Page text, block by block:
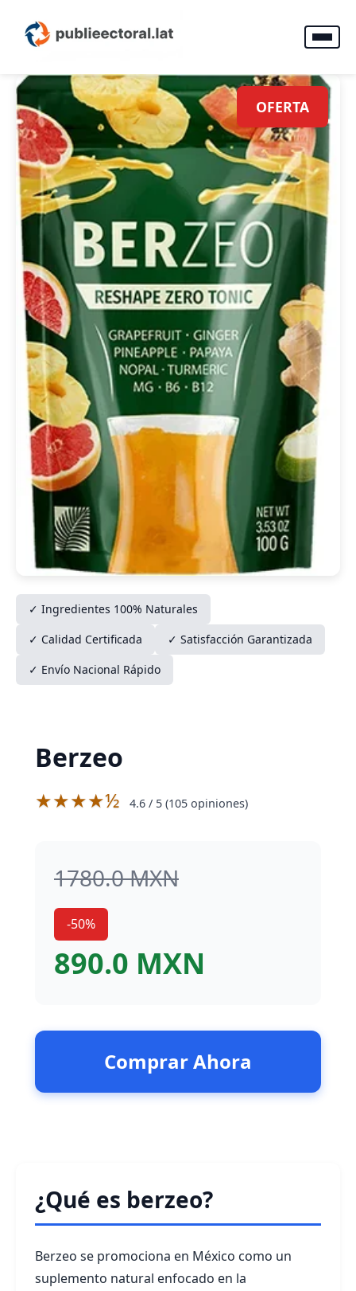
OFERTA
✓ Ingredientes 100% Naturales
✓ Calidad Certificada
✓ Satisfacción Garantizada
✓ Envío Nacional Rápido
Berzeo
★★★★½ 4.6 / 5 (105 opiniones)
1780.0 MXN
-50%
890.0 MXN
Comprar Ahora
¿Qué es berzeo?
Berzeo se promociona en México como un
suplemento natural enfocado en la